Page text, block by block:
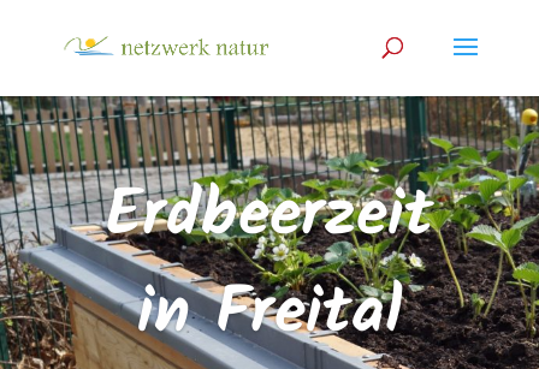
Erdbeerzeit
in Freital